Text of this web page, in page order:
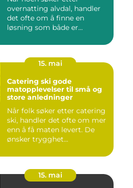
overnatting alvdal, handler
det ofte om å finne en
løsning som både er
15. mai
Catering ski gode
matopplevelser til små og
store anledninger
Når folk søker etter catering
ski, handler det ofte om mer
enn å få maten levert. De
ønsker trygghet...
15. mai